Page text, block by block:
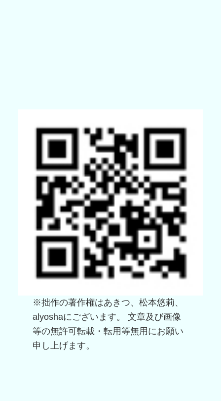
※拙作の著作権はあきつ、松本悠莉、
alyoshaにございます。 文章及び画像
等の無許可転載・転用等無用にお願い
申し上げます。